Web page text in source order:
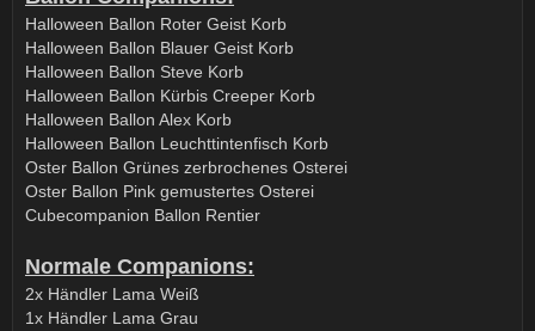
Halloween Ballon Roter Geist Korb
Halloween Ballon Blauer Geist Korb
Halloween Ballon Steve Korb
Halloween Ballon Kürbis Creeper Korb
Halloween Ballon Alex Korb
Halloween Ballon Leuchttintenfisch Korb
Oster Ballon Grünes zerbrochenes Osterei
Oster Ballon Pink gemustertes Osterei
Cubecompanion Ballon Rentier
Normale Companions:
2x Händler Lama Weiß
1x Händler Lama Grau